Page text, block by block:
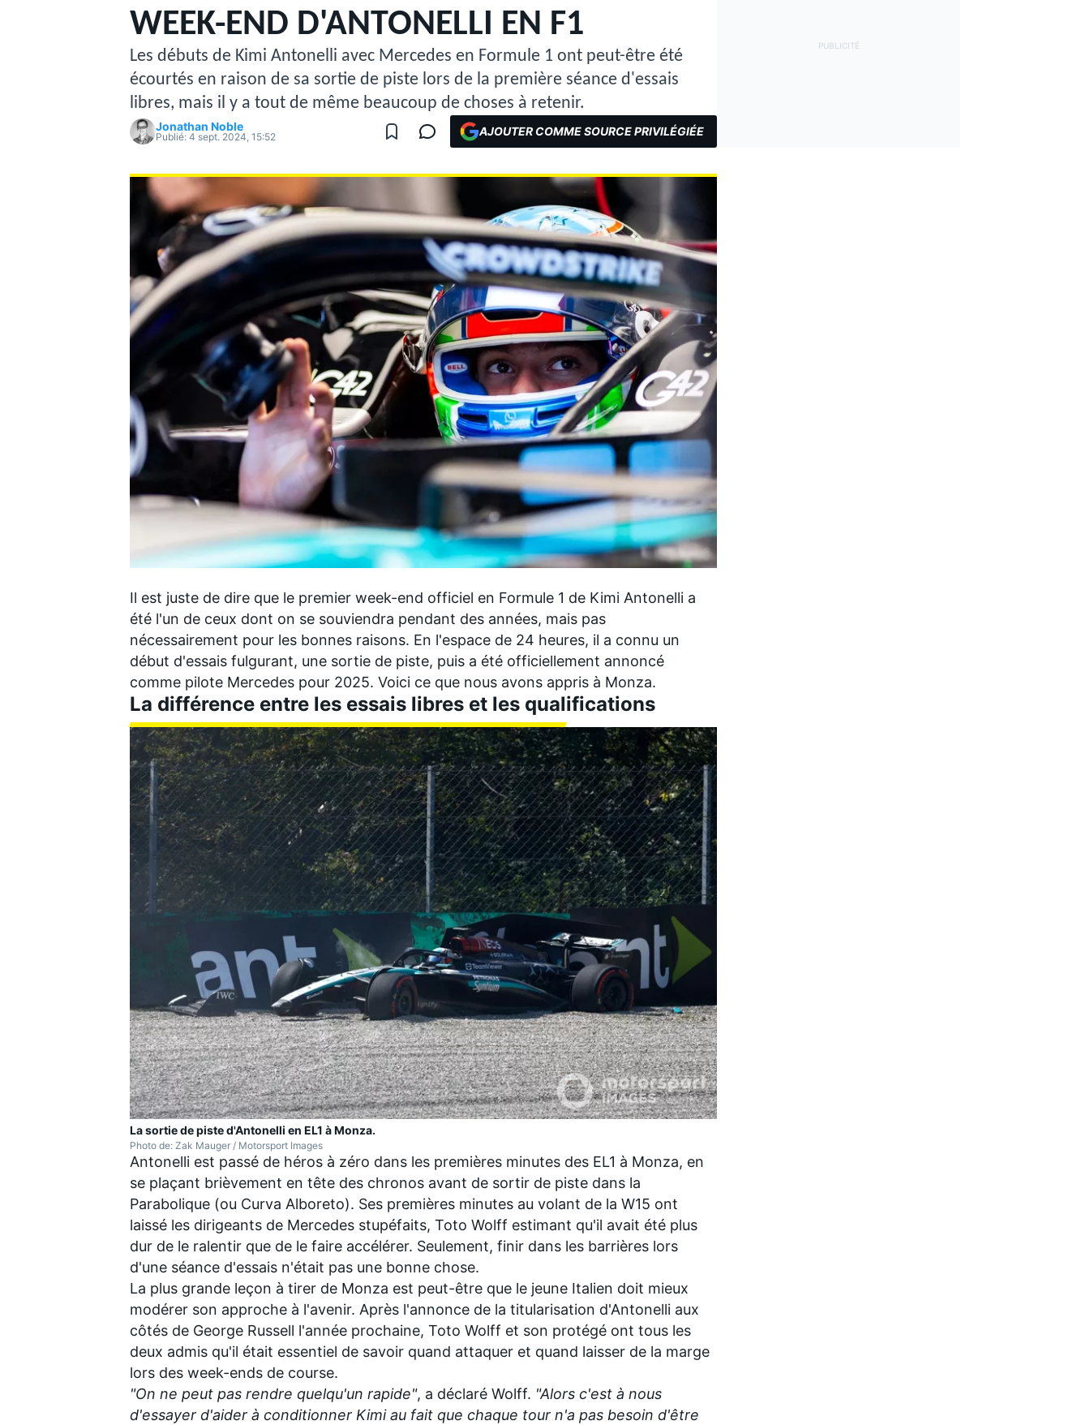
MOTOGP
WRC
WEC
WEEK-END D'ANTONELLI EN F1
Les débuts de Kimi Antonelli avec Mercedes en Formule 1 ont peut-être été
écourtés en raison de sa sortie de piste lors de la première séance d'essais
libres, mais il y a tout de même beaucoup de choses à retenir.
Jonathan Noble
Publié: 4 sept. 2024, 15:52 AJOUTER COMME SOURCE PRIVILÉGIÉE
Il est juste de dire que le premier week-end officiel en Formule 1 de Kimi Antonelli a
été l'un de ceux dont on se souviendra pendant des années, mais pas
nécessairement pour les bonnes raisons. En l'espace de 24 heures, il a connu un
début d'essais fulgurant, une sortie de piste, puis a été officiellement annoncé
comme pilote Mercedes pour 2025. Voici ce que nous avons appris à Monza.
La différence entre les essais libres et les qualifications
La sortie de piste d'Antonelli en EL1 à Monza.
Photo de: Zak Mauger / Motorsport Images
Antonelli est passé de héros à zéro dans les premières minutes des EL1 à Monza, en
se plaçant brièvement en tête des chronos avant de sortir de piste dans la
Parabolique (ou Curva Alboreto). Ses premières minutes au volant de la W15 ont
laissé les dirigeants de Mercedes stupéfaits, Toto Wolff estimant qu'il avait été plus
dur de le ralentir que de le faire accélérer. Seulement, finir dans les barrières lors
d'une séance d'essais n'était pas une bonne chose.
La plus grande leçon à tirer de Monza est peut-être que le jeune Italien doit mieux
modérer son approche à l'avenir. Après l'annonce de la titularisation d'Antonelli aux
côtés de George Russell l'année prochaine, Toto Wolff et son protégé ont tous les
deux admis qu'il était essentiel de savoir quand attaquer et quand laisser de la marge
lors des week-ends de course.
"On ne peut pas rendre quelqu'un rapide", a déclaré Wolff. "Alors c'est à nous
d'essayer d'aider à conditionner Kimi au fait que chaque tour n'a pas besoin d'être